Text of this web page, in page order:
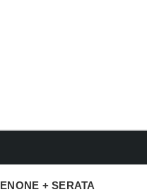
+ SERATA